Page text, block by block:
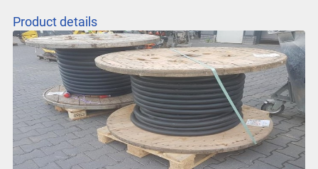
Product details